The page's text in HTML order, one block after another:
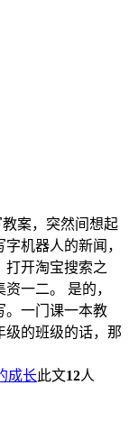
案，突然间想起
机器人的新闻，
打开淘宝搜索之
一二。 是的，
。一门课一本教
级的班级的话，那
成长此文12人